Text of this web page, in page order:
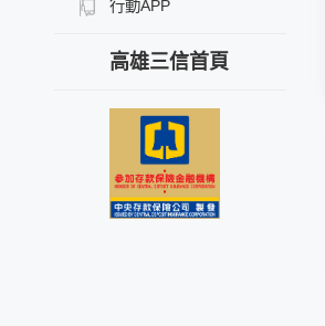
行動APP
高雄三信首頁